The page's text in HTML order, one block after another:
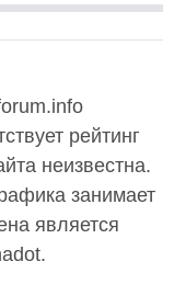
рейтинг
неизвестна.
занимает
является